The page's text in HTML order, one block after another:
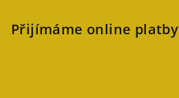
Přijímáme online platby